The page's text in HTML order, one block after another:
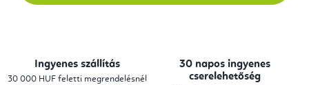
Ingyenes szállítás
30 000 HUF feletti megrendelésnél
30 napos ingyenes
cserelehetőség